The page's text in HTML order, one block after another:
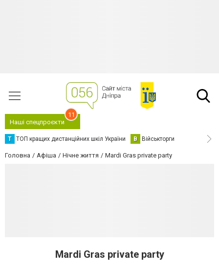
Наші спецпроєкти
11
Т ТОП кращих дистанційних шкіл України В Військторги
Головна Афіша Нічне життя Mardi Gras private party
Mardi Gras private party